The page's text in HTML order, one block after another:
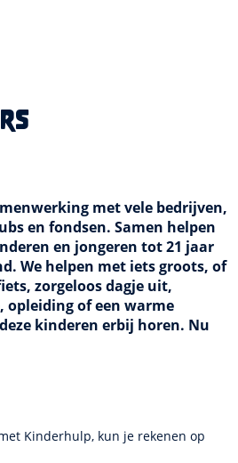
met vele bedrijven,
en fondsen. Samen helpen
en jongeren tot 21 jaar
We helpen met iets groots, of
zorgeloos dagje uit,
opleiding of een warme
kinderen erbij horen. Nu
Kinderhulp, kun je rekenen op